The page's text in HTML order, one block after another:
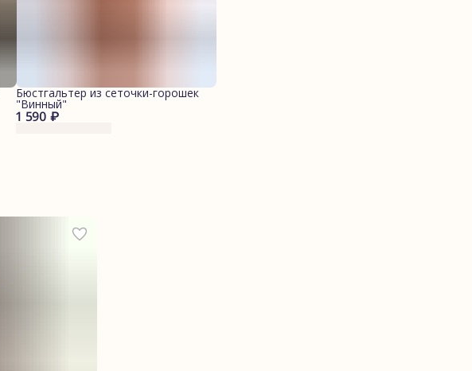
1 590 ₽
Бюстгальтер из сеточки-горошек
"Винный"